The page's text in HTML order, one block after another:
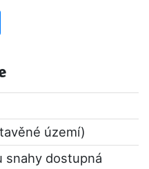
území)
snahy dostupná